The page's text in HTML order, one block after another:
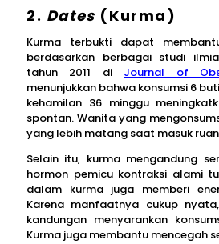
2. Dates (Kurma)
Kurma terbukti dapat
berdasarkan berbagai studi
tahun 2011 di Journal of
menunjukkan bahwa konsumsi 6
kehamilan 36 minggu
spontan. Wanita yang
yang lebih matang saat masuk
Selain itu, kurma mengandung
hormon pemicu kontraksi alami
dalam kurma juga memberi
Karena manfaatnya cukup
kandungan menyarankan
Kurma juga membantu mencegah